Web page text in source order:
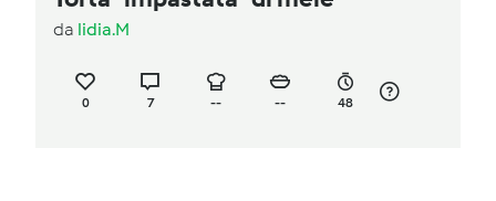
da lidia.M
0 7 -- -- 48